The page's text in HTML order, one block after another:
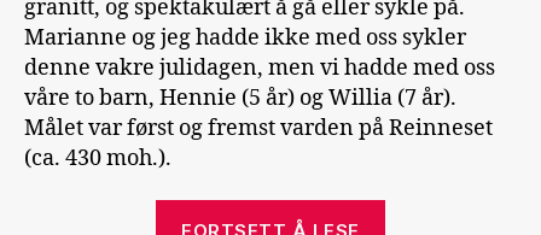
granitt, og spektakulært å gå eller sykle på.
Marianne og jeg hadde ikke med oss sykler
denne vakre julidagen, men vi hadde med oss
våre to barn, Hennie (5 år) og Willia (7 år).
Målet var først og fremst varden på Reinneset
(ca. 430 moh.).
FORTSETT Å LESE